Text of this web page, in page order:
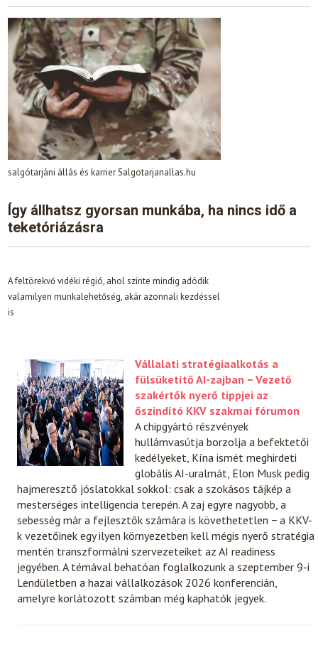
salgótarjáni állás és karrier Salgotarjanallas.hu
Így állhatsz gyorsan munkába, ha nincs idő a
teketóriázásra
A feltörekvő vidéki régió, ahol szinte mindig adódik
valamilyen munkalehetőség, akár azonnali kezdéssel
is
Vállalati stratégiaalkotás a
fülsüketítő AI-zajban − Vezető
szakértők nyerő tippjei az
őszindító KKV szakmai fórumon
A chipgyártó részvények
hullámvasútja borzolja a befektetői
kedélyeket, Kína ismét meghirdeti
globális AI-uralmát, Elon Musk pedig
hajmeresztő jóslatokkal sokkol: csak a szokásos tájkép a
mesterséges intelligencia terepén. A zaj egyre nagyobb, a
sebesség már a fejlesztők számára is követhetetlen − a KKV-
k vezetőinek egy ilyen környezetben kell mégis nyerő stratégia
mentén transzformálni szervezeteiket az AI readiness
jegyében. A témával behatóan foglalkozunk a szeptember 9-i
Lendületben a hazai vállalkozások 2026 konferencián,
amelyre korlátozott számban még kaphatók jegyek.